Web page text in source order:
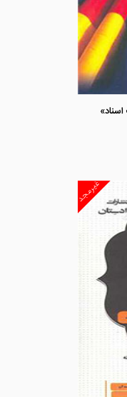
غیرمجد